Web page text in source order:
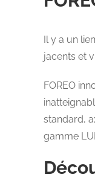
Il y a un
jacents et
FOREO
standard,
gamme